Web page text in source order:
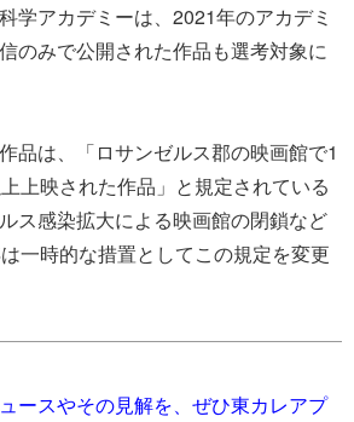
学アカデミーは、2021年のアカデミ
のみで公開された作品も選考対象に
品は、「ロサンゼルス郡の映画館で1
上映された作品」と規定されている
ス感染拡大による映画館の閉鎖など
一時的な措置としてこの規定を変更
ースやその見解を、ぜひ東カレアプ